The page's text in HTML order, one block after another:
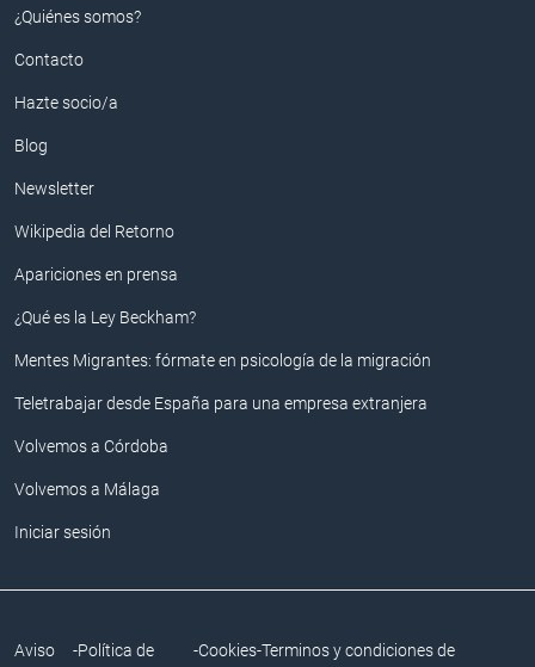
¿Quiénes somos?
Contacto
Hazte socio/a
Blog
Newsletter
Wikipedia del Retorno
Apariciones en prensa
¿Qué es la Ley Beckham?
Mentes Migrantes: fórmate en psicología de la migración
Teletrabajar desde España para una empresa extranjera
Volvemos a Córdoba
Volvemos a Málaga
Iniciar sesión
Aviso
-Política de
-Cookies-Terminos y condiciones de